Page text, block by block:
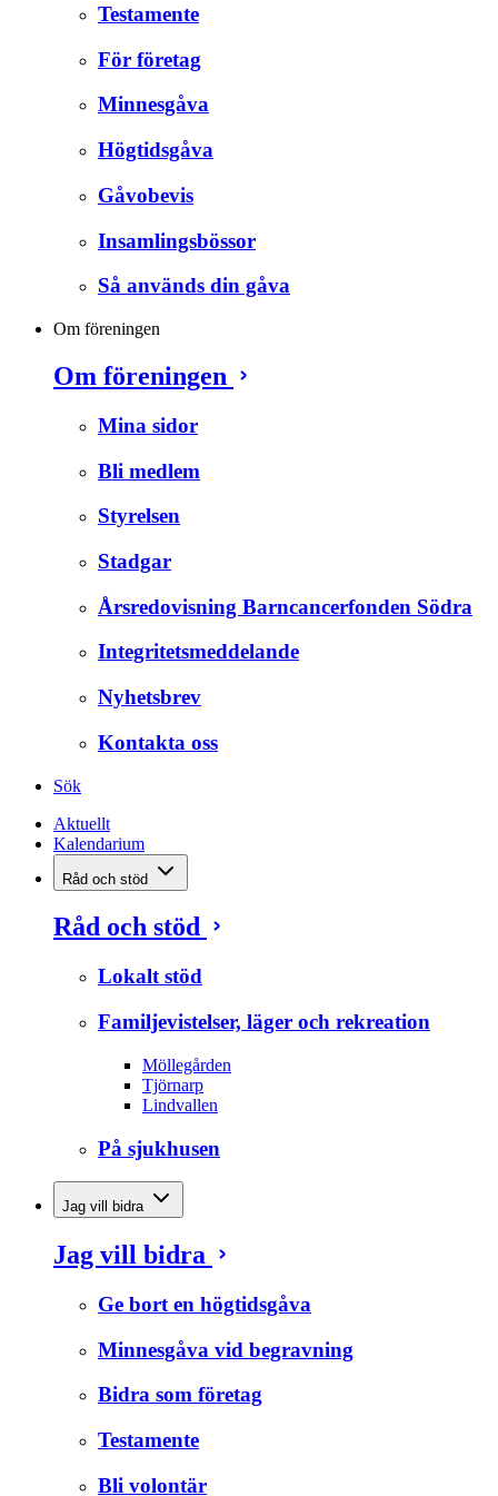
Testamente
För företag
Minnesgåva
Högtidsgåva
Gåvobevis
Insamlingsbössor
Så används din gåva
Om föreningen
Om föreningen
Mina sidor
Bli medlem
Styrelsen
Stadgar
Årsredovisning Barncancerfonden Södra
Integritetsmeddelande
Nyhetsbrev
Kontakta oss
Sök
Aktuellt
Kalendarium
Råd och stöd
Råd och stöd
Lokalt stöd
Familjevistelser, läger och rekreation
Möllegården
Tjörnarp
Lindvallen
På sjukhusen
Jag vill bidra
Jag vill bidra
Ge bort en högtidsgåva
Minnesgåva vid begravning
Bidra som företag
Testamente
Bli volontär